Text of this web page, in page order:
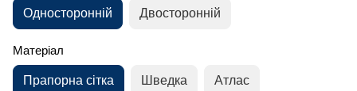
Односторонній Двосторонній
Матеріал
Прапорна сітка Шведка Атлас